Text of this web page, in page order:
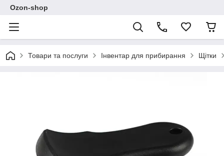
Ozon-shop
Товари та послуги Інвентар для прибирання Щітки